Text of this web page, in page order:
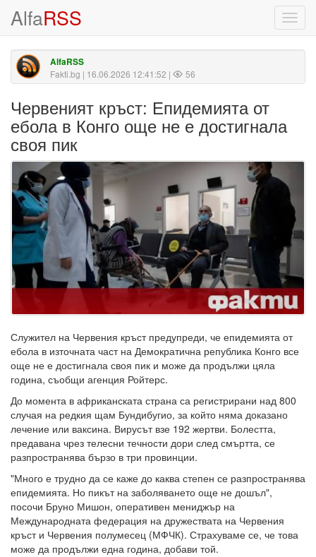
AlfaRSS
AlfaRSS
Fakti.bg | 16.06.2026 12:41:52 | 56
Червеният кръст: Епидемията от
ебола в Конго още не е достигнала
своя пик
Служител на Червения кръст предупреди, че епидемията от
ебола в източната част на Демократична република Конго все
още не е достигнала своя пик и може да продължи цяла
година, съобщи агенция Ройтерс.
До момента в африканската страна са регистрирани над 800
случая на редкия щам Бундибугио, за който няма доказано
лечение или ваксина. Вирусът взе 192 жертви. Болестта,
предавана чрез телесни течности дори след смъртта, се
разпространява бързо в три провинции.
"Много е трудно да се каже до каква степен се разпространява
епидемията. Но пикът на заболяването още не дошъл",
посочи Бруно Мишон, оперативен мениджър на
Международната федерация на дружествата на Червения
кръст и Червения полумесец (МФЧК). Страхуваме се, че това
може да продължи една година, добави той.